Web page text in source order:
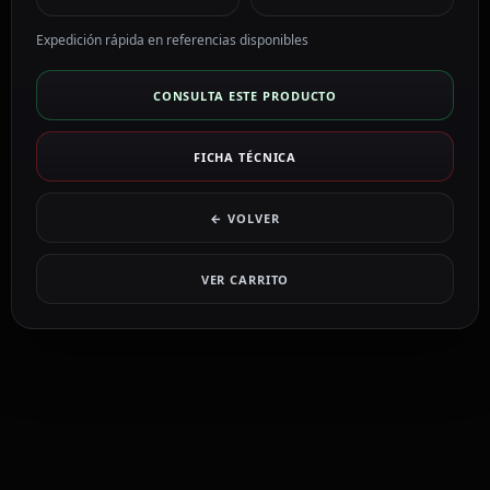
Expedición rápida en referencias disponibles
CONSULTA ESTE PRODUCTO
FICHA TÉCNICA
← VOLVER
VER CARRITO